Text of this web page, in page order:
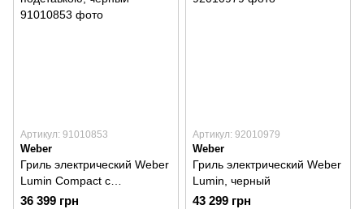
Артикул: 91010853
Weber
Гриль электрический Weber
Lumin Compact с
подставкою, черный
36 399 грн
Артикул: 92010979
Weber
Гриль электрический Weber
Lumin, черный
43 299 грн